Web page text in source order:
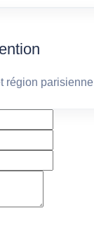
région parisienne